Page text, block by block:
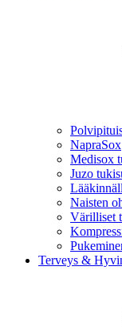
NapraSox
Medisox
Juzo
Naisten
Värilliset
Terveys &